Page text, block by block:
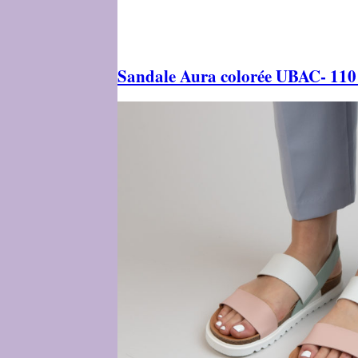
Sandale Aura colorée UBAC-